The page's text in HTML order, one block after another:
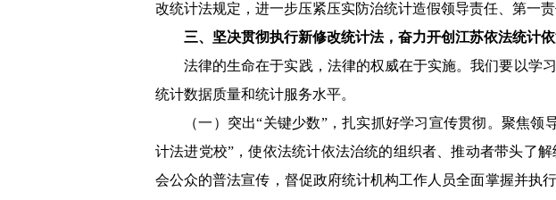
改统计法规定，进一步压紧压实防治统计造假领导责任、第一
三、坚决贯彻执行新修改统计法，奋力开创江苏依法统计
法律的生命在于实践，法律的权威在于实施。我们要以学
统计数据质量和统计服务水平。
（一）突出“关键少数”，扎实抓好学习宣传贯彻。聚焦
计法进党校”，使依法统计依法治统的组织者、推动者带头了
会公众的普法宣传，督促政府统计机构工作人员全面掌握并执